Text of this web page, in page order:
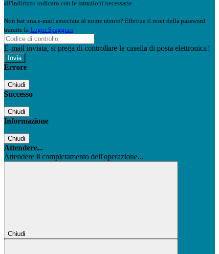
all'indirizzo indicato con le istruzioni necessarie.
Non hai una e-mail associata al nome utente? Effettua il reset della password
tramite la Login Spaggiari
E-mail inviata, si prega di controllare la casella di posta elettronica!
Errore
Chiudi
Successo
Chiudi
Informazione
Chiudi
Attendere...
Attendere il completamento dell'operazione...
Chiudi